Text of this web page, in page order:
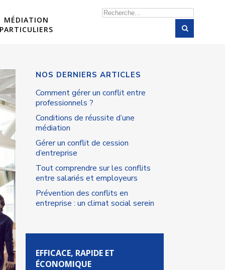
Rechercher
MÉDIATION
NOS DERNIERS ARTICLES
Comment gérer un conflit entre
professionnels ?
Conditions de réussite d’une
médiation
Gérer un conflit de cession
d’entreprise
Tout comprendre sur les conflits
entre salariés et employeurs
Prévention des conflits en
entreprise : un climat social serein
EFFICACE, RAPIDE ET
ÉCONOMIQUE